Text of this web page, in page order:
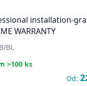
installation-
WARRANTY
BL
>100 ks
Od: